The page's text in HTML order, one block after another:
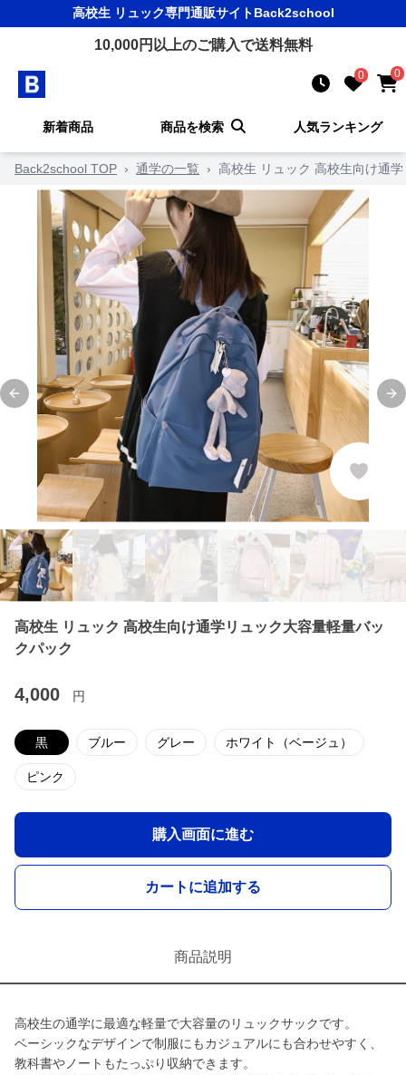
高校生 リュック専門通販サイトBack2school
10,000円以上のご購入で送料無料
0 0
新着商品 商品を検索 人気ランキング
Back2school TOP › 通学の一覧 › 高校生 リュック 高校生向け通
Previous slide
高校生 リュック 高校生向け通学リュック大容量軽量バッ
クパック
4,000 円
黒 ブルー グレー ホワイト（ベージュ）
ピンク
購入画面に進む
カートに追加する
商品説明
高校生の通学に最適な軽量で大容量のリュックサックです。
ベーシックなデザインで制服にもカジュアルにも合わせやすく、
教科書やノートもたっぷり収納できます。